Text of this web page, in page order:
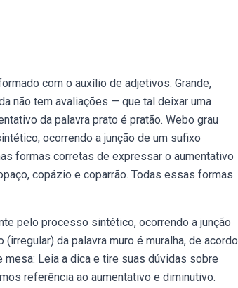
com o auxílio de adjetivos: Grande,
não tem avaliações — que tal deixar uma
da palavra prato é pratão. Webo grau
ocorrendo a junção de um sufixo
formas corretas de expressar o aumentativo
copázio e coparrão. Todas essas formas
pelo processo sintético, ocorrendo a junção
da palavra muro é muralha, de acordo
Leia a dica e tire suas dúvidas sobre
referência ao aumentativo e diminutivo.